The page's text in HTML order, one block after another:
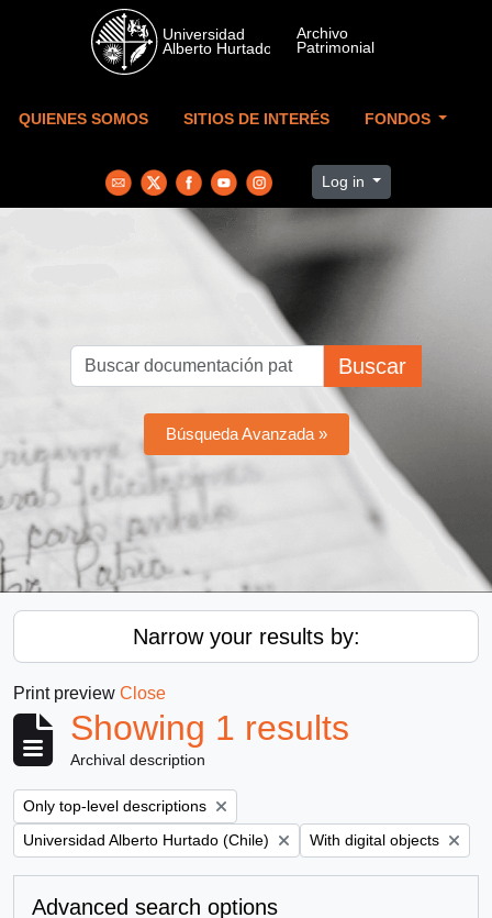
Skip to main content
QUIENES SOMOS SITIOS DE INTERÉS FONDOS
Log in
Buscar
Búsqueda Avanzada »
Narrow your results by:
Print preview Close
Showing 1 results
Archival description
Remove filter:
Only top-level descriptions
Remove filter:
Universidad Alberto Hurtado (Chile) Remove filter:
With digital objects
Advanced search options